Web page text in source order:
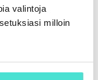
valintoja
milloin